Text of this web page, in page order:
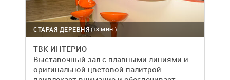
(13 МИН.)
СТАРАЯ ДЕРЕВНЯ
ТВК ИНТЕРИО
Выставочный зал с плавными линиями и
оригинальной цветовой палитрой